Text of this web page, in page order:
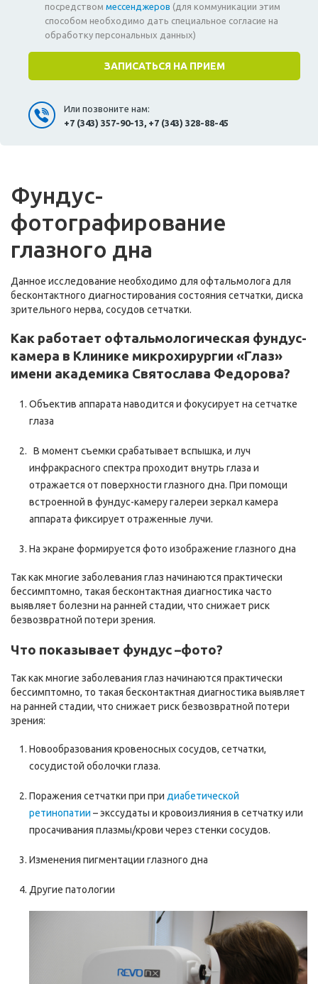
посредством мессенджеров (для коммуникации этим
способом необходимо дать специальное согласие на
обработку персональных данных)
Или позвоните нам:
+7 (343) 357-90-13, +7 (343) 328-88-45
Фундус-
фотографирование
глазного дна
Данное исследование необходимо для офтальмолога для
бесконтактного диагностирования состояния сетчатки, диска
зрительного нерва, сосудов сетчатки.
Как работает офтальмологическая фундус-
камера в Клинике микрохирургии «Глаз»
имени академика Святослава Федорова?
Объектив аппарата наводится и фокусирует на сетчатке
глаза
В момент съемки срабатывает вспышка, и луч
инфракрасного спектра проходит внутрь глаза и
отражается от поверхности глазного дна. При помощи
встроенной в фундус-камеру галереи зеркал камера
аппарата фиксирует отраженные лучи.
На экране формируется фото изображение глазного дна
Так как многие заболевания глаз начинаются практически
бессимптомно, такая бесконтактная диагностика часто
выявляет болезни на ранней стадии, что снижает риск
безвозвратной потери зрения.
Что показывает фундус –фото?
Так как многие заболевания глаз начинаются практически
бессимптомно, то такая бесконтактная диагностика выявляет
на ранней стадии, что снижает риск безвозвратной потери
зрения:
Новообразования кровеносных сосудов, сетчатки,
сосудистой оболочки глаза.
Поражения сетчатки при при диабетической
ретинопатии – экссудаты и кровоизлияния в сетчатку или
просачивания плазмы/крови через стенки сосудов.
Изменения пигментации глазного дна
Другие патологии